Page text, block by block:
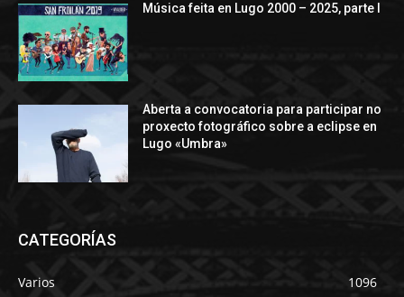
Música feita en Lugo 2000 – 2025, parte I
Aberta a convocatoria para participar no
proxecto fotográfico sobre a eclipse en
Lugo «Umbra»
CATEGORÍAS
Varios
1096